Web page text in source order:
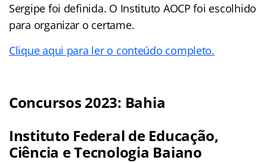
Sergipe foi definida. O Instituto AOCP foi escolhido
para organizar o certame.
Clique aqui para ler o conteúdo completo.
Concursos 2023: Bahia
Instituto Federal de Educação,
Ciência e Tecnologia Baiano